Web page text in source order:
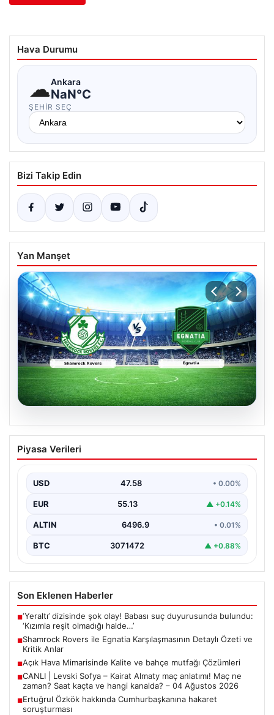
Hava Durumu
☁Ankara
NaN°C
ŞEHIR SEÇ
Bizi Takip Edin
Yan Manşet
05.08.2026
Shamrock Rovers ile Egnatia
Karşılaşmasının Detaylı Özeti ve Kritik
İrlanda temsilcisi Shamrock Rovers, Avrupa kupaları
bir…
Piyasa Verileri
USD 47.58 • 0.00%
EUR 55.13 ▲ +0.14%
ALTIN 6496.9 • 0.01%
BTC 3071472 ▲ +0.88%
Son Eklenen Haberler
■‘Yeraltı’ dizisinde şok olay! Babası suç duyurusunda bulundu:
‘Kızımla reşit olmadığı halde…’
■Shamrock Rovers ile Egnatia Karşılaşmasının Detaylı Özeti ve
Kritik Anlar
■Açık Hava Mimarisinde Kalite ve bahçe mutfağı Çözümleri
■CANLI | Levski Sofya – Kairat Almaty maç anlatımı! Maç ne
zaman? Saat kaçta ve hangi kanalda? – 04 Ağustos 2026
■Ertuğrul Özkök hakkında Cumhurbaşkanına hakaret
soruşturması